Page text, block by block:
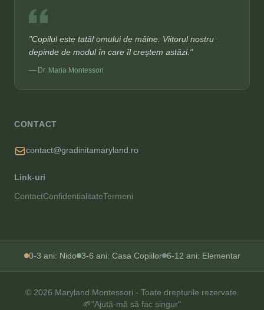
"Copilul este tatăl omului de mâine. Viitorul nostru
depinde de modul în care îl creștem astăzi."
— Dr. Maria Montessori
CONTACT
contact@gradinitamaryland.ro
Link-uri
ContactConfidențialitateTermeni
0-3 ani: Nido 3-6 ani: Casa Copiilor 6-12 ani: Elementar
© 2026 Maryland Montessori - Toate drepturile rezervate.
🌱"Ajută-mă să fac singur"